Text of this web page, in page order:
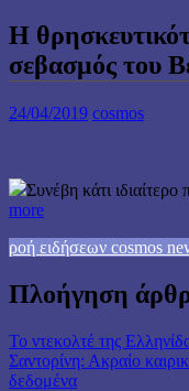
Η
σεβασμός του
24/04/2019 cosmos
Συνέβη κάτι
more
ροή ειδήσεων cosmos
Πλοήγηση
Το ντεκολτέ της
Σαντορίνη: Ακραίο
δεδομένα